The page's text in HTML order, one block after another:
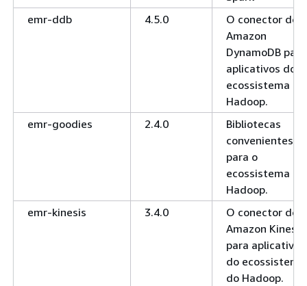
emr-ddb
4.5.0
O conector do
Amazon
DynamoDB para
aplicativos do
ecossistema do
Hadoop.
emr-goodies
2.4.0
Bibliotecas
convenientes
para o
ecossistema do
Hadoop.
emr-kinesis
3.4.0
O conector do
Amazon Kinesis
para aplicativos
do ecossistema
do Hadoop.